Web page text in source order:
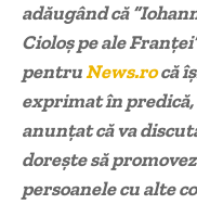
adăugând că
Cioloş pe ale
pentruNews.rocă
exprimat în
anunţat că va
doreşte să
persoanele cu alte